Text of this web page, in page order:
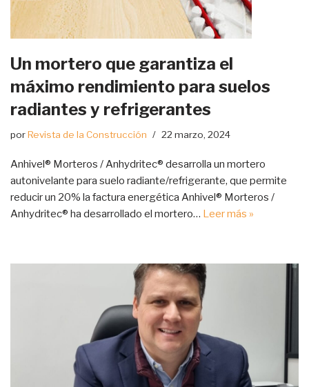
Un mortero que garantiza el
máximo rendimiento para suelos
radiantes y refrigerantes
porRevista de la Construcción 22 marzo, 2024
Anhivel® Morteros / Anhydritec® desarrolla un mortero
autonivelante para suelo radiante/refrigerante, que permite
reducir un 20% la factura energética Anhivel® Morteros /
Anhydritec® ha desarrollado el mortero… Leer más »